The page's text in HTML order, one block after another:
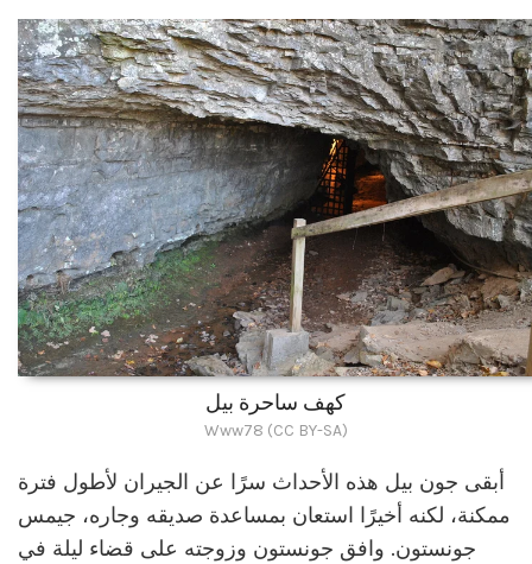
كهف ساحرة بيل
Www78 (CC BY-SA)
أبقى جون بيل هذه الأحداث سرًا عن الجيران لأطول فترة
ممكنة، لكنه أخيرًا استعان بمساعدة صديقه وجاره، جيمس
جونستون. وافق جونستون وزوجته على قضاء ليلة في